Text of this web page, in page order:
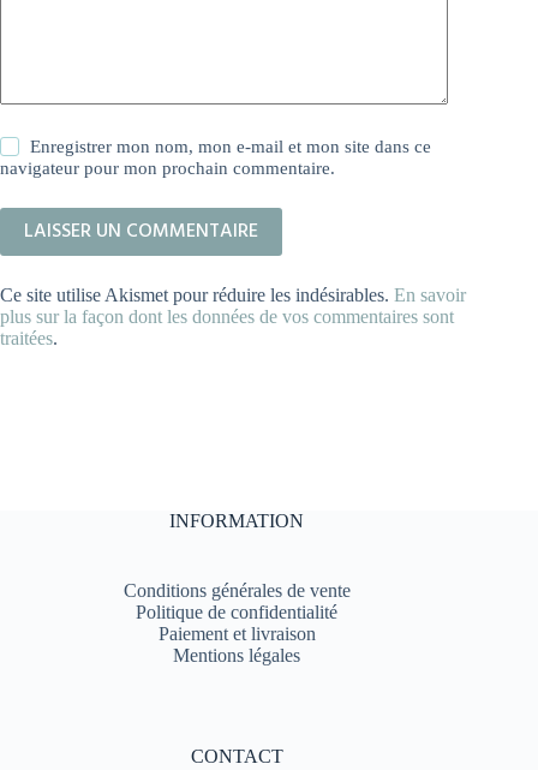
Enregistrer mon nom, mon e-mail et mon site dans ce
navigateur pour mon prochain commentaire.
LAISSER UN COMMENTAIRE
Ce site utilise Akismet pour réduire les indésirables. En savoir
plus sur la façon dont les données de vos commentaires sont
traitées.
INFORMATION
Conditions générales de vente
Politique de confidentialité
Paiement et livraison
Mentions légales
CONTACT